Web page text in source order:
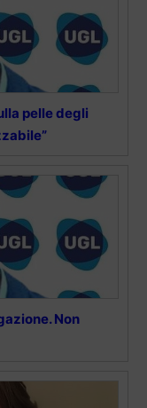
pelle degli
Non